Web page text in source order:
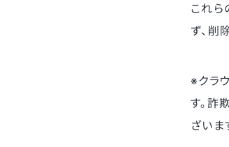
これら
ず、削
※クラ
す。
ざいま